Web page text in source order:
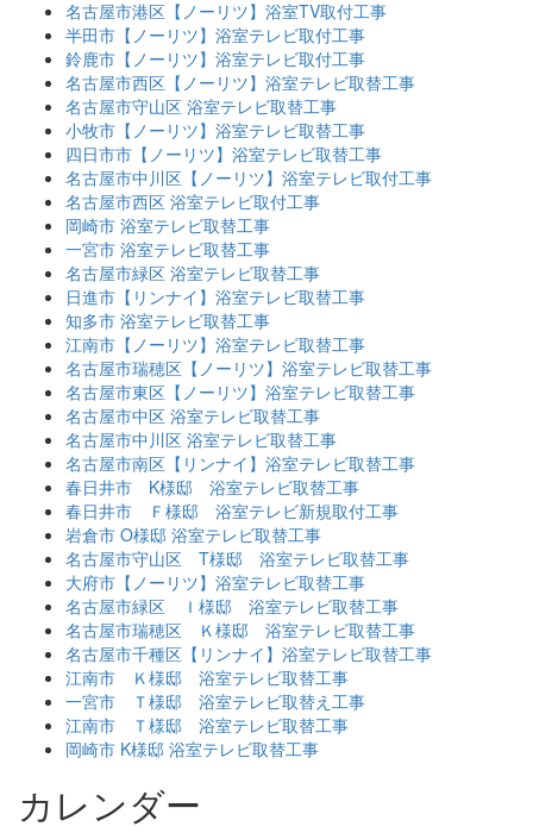
名古屋市港区【ノーリツ】浴室TV取付工事
半田市【ノーリツ】浴室テレビ取付工事
鈴鹿市【ノーリツ】浴室テレビ取付工事
名古屋市西区【ノーリツ】浴室テレビ取替工事
名古屋市守山区 浴室テレビ取替工事
小牧市【ノーリツ】浴室テレビ取替工事
四日市市【ノーリツ】浴室テレビ取替工事
名古屋市中川区【ノーリツ】浴室テレビ取付工事
名古屋市西区 浴室テレビ取付工事
岡崎市 浴室テレビ取替工事
一宮市 浴室テレビ取替工事
名古屋市緑区 浴室テレビ取替工事
日進市【リンナイ】浴室テレビ取替工事
知多市 浴室テレビ取替工事
江南市【ノーリツ】浴室テレビ取替工事
名古屋市瑞穂区【ノーリツ】浴室テレビ取替工事
名古屋市東区【ノーリツ】浴室テレビ取替工事
名古屋市中区 浴室テレビ取替工事
名古屋市中川区 浴室テレビ取替工事
名古屋市南区【リンナイ】浴室テレビ取替工事
春日井市 K様邸 浴室テレビ取替工事
春日井市 Ｆ様邸 浴室テレビ新規取付工事
岩倉市 O様邸 浴室テレビ取替工事
名古屋市守山区 T様邸 浴室テレビ取替工事
大府市【ノーリツ】浴室テレビ取替工事
名古屋市緑区 Ｉ様邸 浴室テレビ取替工事
名古屋市瑞穂区 Ｋ様邸 浴室テレビ取替工事
名古屋市千種区【リンナイ】浴室テレビ取替工事
江南市 Ｋ様邸 浴室テレビ取替工事
一宮市 Ｔ様邸 浴室テレビ取替え工事
江南市 Ｔ様邸 浴室テレビ取替工事
岡崎市 K様邸 浴室テレビ取替工事
カレンダー